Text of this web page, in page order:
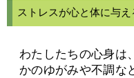
ストレスが心と体に与え
わたしたちの心身は
かのゆがみや不調な